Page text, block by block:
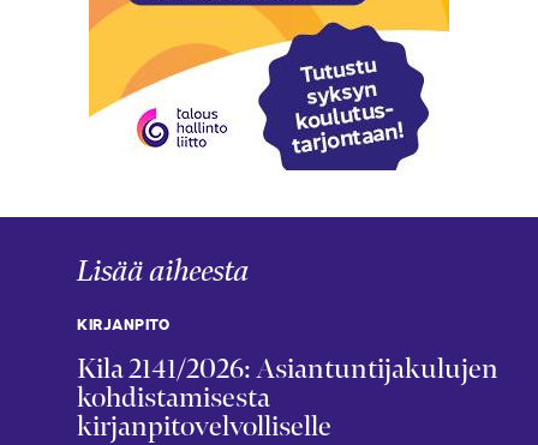
Lisää aiheesta
KIRJANPITO
Kila 2141/2026: Asiantuntijakulujen
kohdistamisesta
kirjanpitovelvolliselle